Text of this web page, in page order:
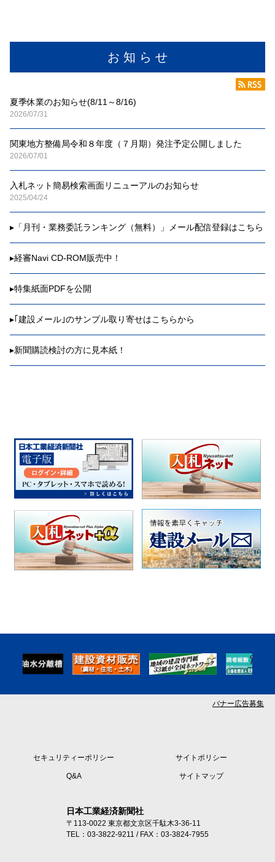
お 知 ら せ
夏季休業のお知らせ(8/11～8/16)
2026/07/31
関東地方整備局令和８年度（７月期）発注予定公開しました
2026/07/01
入札ネット簡易検索画面リニューアルのお知らせ
2025/04/24
▸ 「月刊・業務委託ランキング（無料）」メール配信登録はこちら
▸経審Navi CD-ROM販売中！
▸特集紙面PDFを公開
▸ ｢建設メール｣のサンプル取り寄せはこちらから
▸新聞購読検討の方に見本紙！
バナー広告募集
セキュリティーポリシー サイトポリシー
Q&A サイトマップ
日本工業経済新聞社
〒113-0022 東京都文京区千駄木3-36-11
TEL：03-3822-9211 / FAX：03-3824-7955